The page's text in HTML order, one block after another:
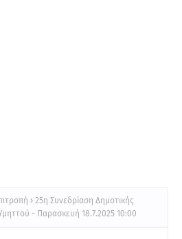
25η Συνεδρίαση Δημοτικής
- Παρασκευή 18.7.2025 10:00